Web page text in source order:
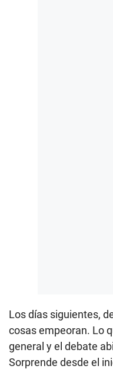
Los días siguientes,
cosas empeoran. Lo
general y el debate
Sorprende desde el